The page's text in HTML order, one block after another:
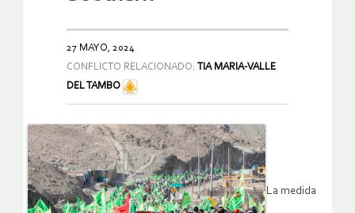
27 MAYO, 2024
CONFLICTO RELACIONADO: TIA MARIA-VALLE
DEL TAMBO
La medida